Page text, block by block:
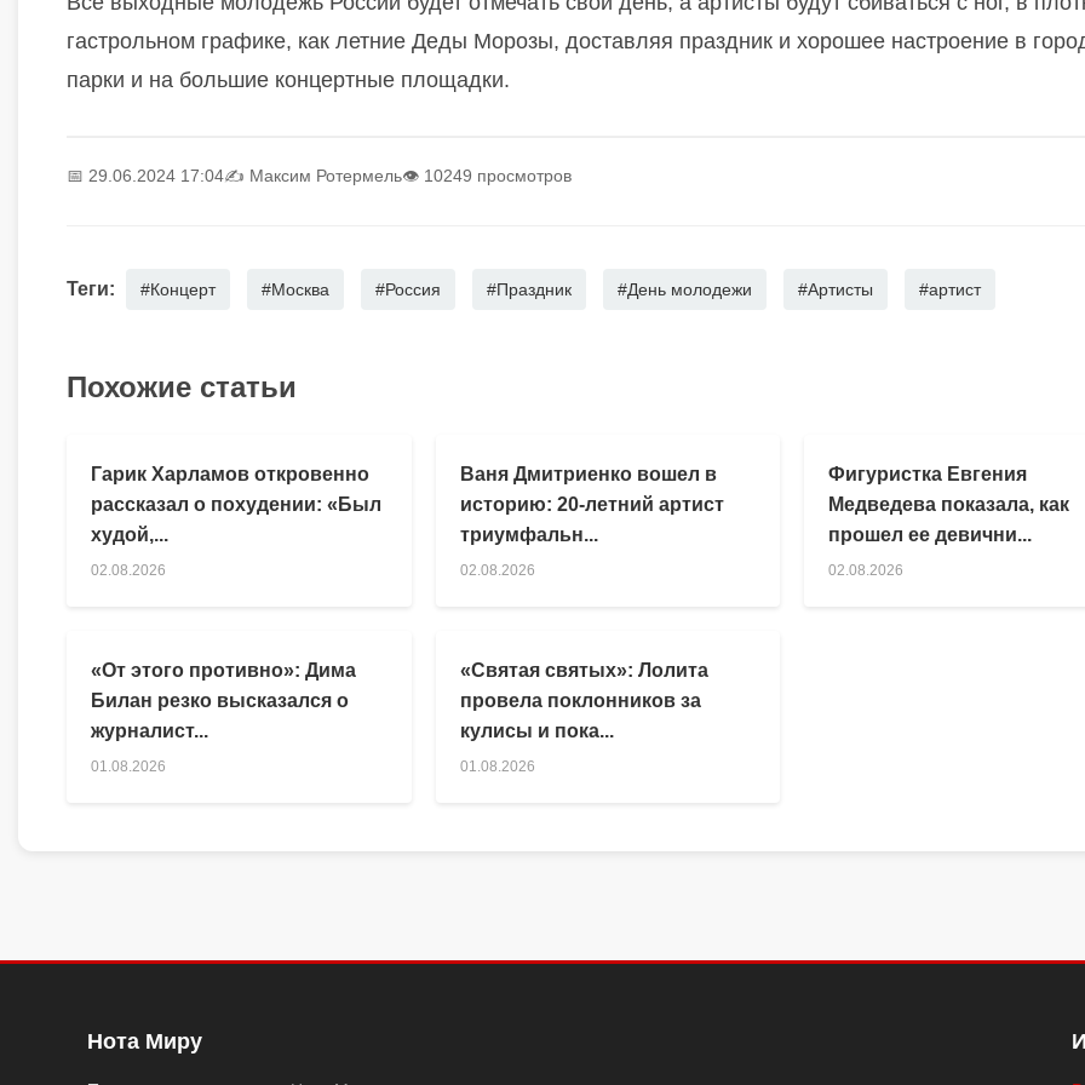
гастрольном графике, как летние Деды Морозы, доставляя праздник и хорошее настроение в
парки и на большие концертные площадки.
📅 29.06.2024 17:04✍️ Максим Ротермель👁 10249 просмотров
Теги: #Концерт #Москва #Россия #Праздник #День молодежи #Артисты #артист
Похожие статьи
Гарик Харламов откровенно
рассказал о похудении: «Был
худой,...
02.08.2026
Ваня Дмитриенко вошел в
историю: 20-летний артист
триумфальн...
02.08.2026
Фигуристка Евгения
Медведева показала, как
прошел ее девични...
02.08.2026
«От этого противно»: Дима
Билан резко высказался о
журналист...
01.08.2026
«Святая святых»: Лолита
провела поклонников за
кулисы и пока...
01.08.2026
Нота Миру